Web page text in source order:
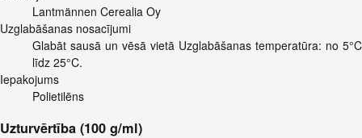
Lantmännen Cerealia Oy
Uzglabāšanas nosacījumi
Glabāt sausā un vēsā vietā Uzglabāšanas temperatūra: no 5°C
līdz 25°C.
Iepakojums
Polietilēns
Uzturvērtība (100 g/ml)